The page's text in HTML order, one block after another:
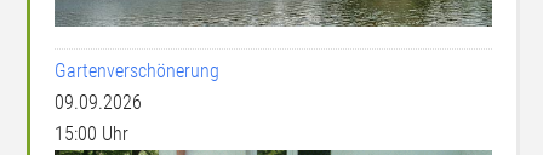
Gartenverschönerung
09.09.2026
15:00 Uhr